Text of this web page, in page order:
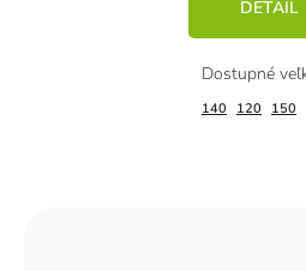
DETAIL
140 120 150